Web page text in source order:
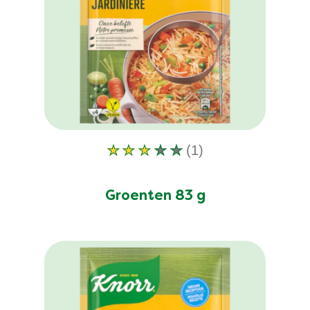
Groenten 83 g
De
beoordeling
Groenten
g
(1)